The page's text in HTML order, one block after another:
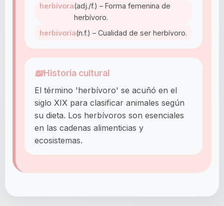
herbívora(adj./f.) – Forma femenina de
herbívoro.
herbivoría(n.f.) – Cualidad de ser herbívoro.
📖Historia cultural
El término 'herbívoro' se acuñó en el
siglo XIX para clasificar animales según
su dieta. Los herbívoros son esenciales
en las cadenas alimenticias y
ecosistemas.